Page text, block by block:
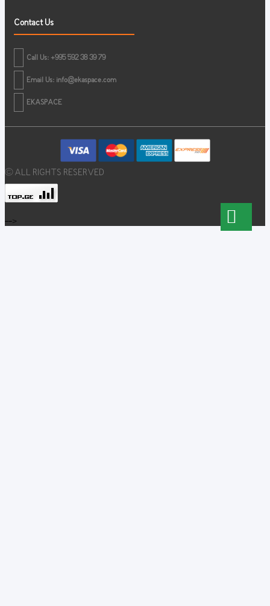
Contact Us
Call Us: +995 592 38 39 79
Email Us: info@ekaspace.com
EKASPACE
© ALL RIGHTS RESERVED
-->